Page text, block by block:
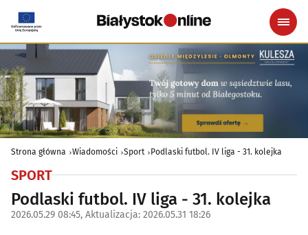
Strona główna Wiadomości Sport Podlaski futbol. IV liga - 31. kolejka
SPORT
Podlaski futbol. IV liga - 31. kolejka
2026.05.29 08:45, Aktualizacja: 2026.05.31 18:26